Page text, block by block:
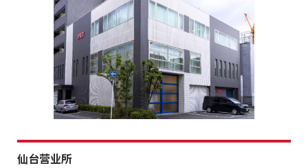
仙台营业所